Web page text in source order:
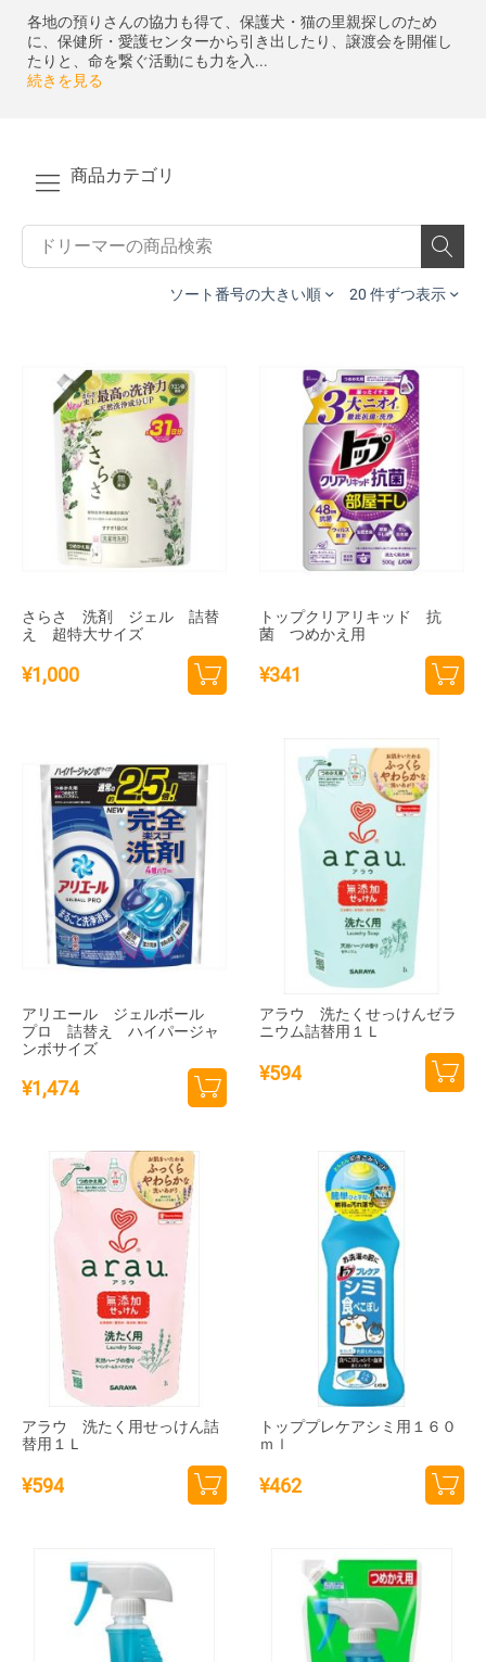
各地の預りさんの協力も得て、保護犬・猫の里親探しのため
に、保健所・愛護センターから引き出したり、譲渡会を開催し
たりと、命を繋ぐ活動にも力を入...
続きを見る
商品カテゴリ
ソート番号の大きい順 20 件ずつ表示
さらさ 洗剤 ジェル 詰替
え 超特大サイズ
¥1,000
トップクリアリキッド 抗
菌 つめかえ用
¥341
追加
アリエール ジェルボール
プロ 詰替え ハイパージャ
ンボサイズ
¥1,474
アラウ 洗たくせっけんゼラ
ニウム詰替用１Ｌ
¥594
アラウ 洗たく用せっけん詰
替用１Ｌ
¥594
トッププレケアシミ用１６０
ｍｌ
¥462